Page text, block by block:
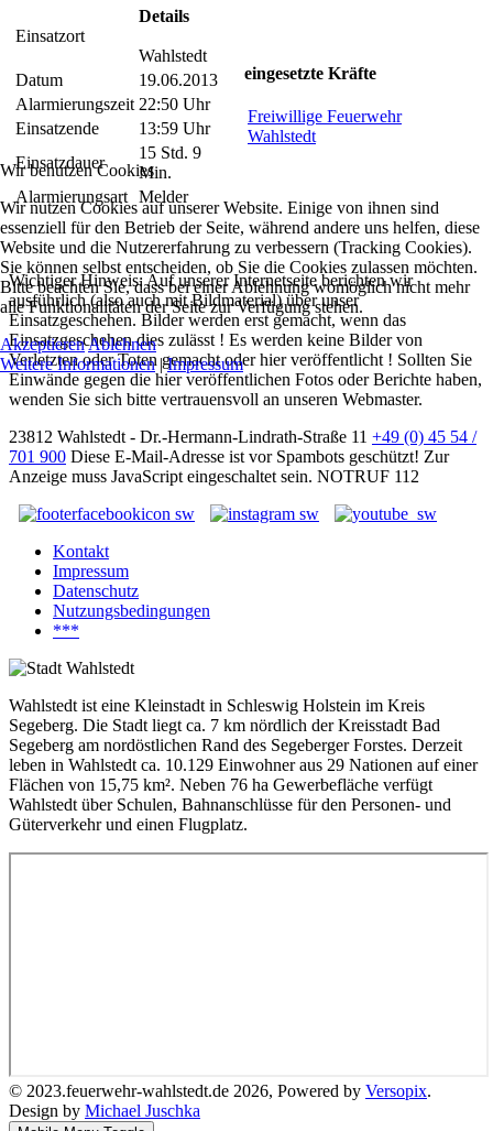
Einsatzort
Details
Wahlstedt
Datum
19.06.2013
Alarmierungszeit 22:50 Uhr
Einsatzende
13:59 Uhr
Einsatzdauer
15 Std. 9
Min.
Alarmierungsart Melder
eingesetzte Kräfte
Freiwillige Feuerwehr
Wahlstedt
Wichtiger Hinweis: Auf unserer Internetseite berichten wir
ausführlich (also auch mit Bildmaterial) über unser
Einsatzgeschehen. Bilder werden erst gemacht, wenn das
Einsatzgeschehen dies zulässt ! Es werden keine Bilder von
Verletzten oder Toten gemacht oder hier veröffentlicht ! Sollten Sie
Einwände gegen die hier veröffentlichen Fotos oder Berichte haben,
wenden Sie sich bitte vertrauensvoll an unseren Webmaster.
23812 Wahlstedt - Dr.-Hermann-Lindrath-Straße 11 +49 (0) 45 54 /
701 900 Diese E-Mail-Adresse ist vor Spambots geschützt! Zur
Anzeige muss JavaScript eingeschaltet sein. NOTRUF 112
Kontakt
Impressum
Datenschutz
Nutzungsbedingungen
***
Wahlstedt ist eine Kleinstadt in Schleswig Holstein im Kreis
Segeberg. Die Stadt liegt ca. 7 km nördlich der Kreisstadt Bad
Segeberg am nordöstlichen Rand des Segeberger Forstes. Derzeit
leben in Wahlstedt ca. 10.129 Einwohner aus 29 Nationen auf einer
Flächen von 15,75 km². Neben 76 ha Gewerbefläche verfügt
Wahlstedt über Schulen, Bahnanschlüsse für den Personen- und
Güterverkehr und einen Flugplatz.
© 2023.feuerwehr-wahlstedt.de 2026, Powered by Versopix.
Design by Michael Juschka
Wir benutzen Cookies
Wir nutzen Cookies auf unserer Website. Einige von ihnen sind
essenziell für den Betrieb der Seite, während andere uns helfen, diese
Website und die Nutzererfahrung zu verbessern (Tracking Cookies).
Sie können selbst entscheiden, ob Sie die Cookies zulassen möchten.
Bitte beachten Sie, dass bei einer Ablehnung womöglich nicht mehr
alle Funktionalitäten der Seite zur Verfügung stehen.
AkzeptierenAblehnen
Weitere Informationen|Impressum